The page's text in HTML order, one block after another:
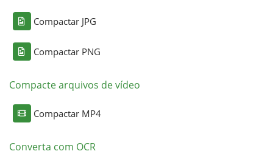
Compactar JPG
Compactar PNG
Compacte arquivos de vídeo
Compactar MP4
Converta com OCR